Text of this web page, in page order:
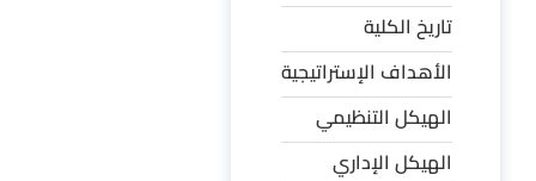
تاريخ الكلية
الأهداف الإستراتيجية
الهيكل التنظيمي
الهيكل الإداري